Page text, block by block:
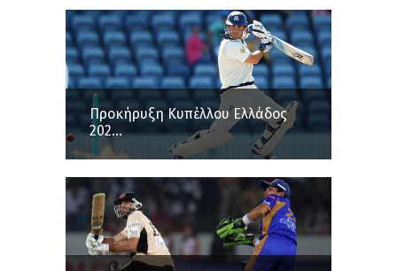
Προκήρυξη Κυπέλλου Ελλάδος
202...